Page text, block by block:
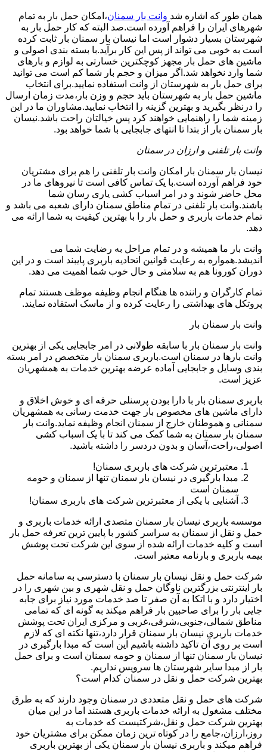
همان طور که اشاره شد وانت بار سمنان،امکان حمل بار به تمام
شهرهای ایران را فراهم آورده است.صد البته که کار حمل بار به
شهرستان بسیار دشوار است اما نیسان بار سمنان بار ثابت کرده
است به خوبی می تواند از پس این کار برآید.با بسته بندی اصولی و
ماشین های حمل بار مجهز کوچکترین خسارتی به لوازم و بارهای
شما وارد نخواهد شد.اگر میزان و حجم بار شما کم است می توانید
برای حمل بار به شهرستان از وانت استفاده نمایید.برای انتخاب
ماشین حمل بار به شهرستان باید حجم و وزن بار،مدت زمان ارسال
را درنظر بگیرید و بهترین گزینه را انتخاب نمایید.مشاوران ما در این
زمینه شما را راهنمایی خواهند کرد پس خیالتان راحت باشد.نیسان
بار سمنان بار از بتدا تا انتهای جابجایی با شما خواهد بود.
وانت بار تلفنی و ارزان در سمنان
نیسان بار سمنان بار امکان وانت بار تلفنی را هم برای مشتریان
خود فراهم آورده است.با یک تماس کافی است تا نیروهای ما در
محل حاضر شوند و در امر اسباب کشی یاری رسان شما
باشند.وانت بار تلفنی در تمام مناطق سمنان دارای شعبه می باشد و
تمام خدمات باربری و حمل بار را با بهترین کیفیت به شما ارائه می
دهد.
وانت بار ما همیشه و در تمام مراحل به رضایت شما می
اندیشد.همواره به رعایت قوانین اتحادیه باربری پایبند است و در این
دوران کورونا هم به سلامتی و حال خوب شما اهمیت می دهد.
تمام کارگران و راننده ها هنگام انجام وظیفه موظف هستند تمام
پروتکل های بهداشتی را رعایت کرده و از ماسک استفاده نمایند.
وانت بار سمنان بار
وانت بار سمنان بار با سابقه طولانی در امر جابجایی یکی از بهترین
وانت بارها در سمنان است.باربری سمنان بار متخصص در امر بسته
بندی وسایل و جابجایی آماده عرضه بهترین خدمات به همشهریان
عزیز است.
باربری سمنان بار با دارا بودن پرسنلی حرفه ای و خوش اخلاق و
دارای ماشین های مخصوص بار جهت خدمت رسانی به همشهریان
سمنانی و هموطنان خارج از سمنان انجام وظیفه نماید.وانت بار
سمنان بار سمنان به شما کمک می کند تا با یک اسباب کشی
اصولی،راحت،آسان و بدون دردسر را داشته باشید.
معتبرترین شرکت های باربری سمنان!
مبدا بارگیری در نیسان بار سمنان تنها از سمنان و حومه
سمنان است
آشنایی با یکی از معتبرترین شرکت های باربری سمنان!
موسسه باربری نیسان بار سمنان متصدی ارائه خدمات باربری و
حمل و نقل از سمنان به سراسر کشور با پایین ترین تعرفه حمل بار
است و کلیه خدمات ارائه شده از سوی این شرکت تحت پوشش
بیمه باربری و بارنامه معتبر است.
شرکت حمل و نقل نیسان بار سمنان با دسترسی به سامانه حمل
بار اینترنتی بزرگترین ناوگان حمل و نقل شهری و بین شهری را در
اختیار دارد و با اتکا به آن صفر تا صد خدمات مورد نیاز برای جابه
جایی بار را برای صاحبین بار فراهم میکند به گونه ای که تمامی
مناطق شمالی،جنوبی،شرقی،غربی و مرکزی ایران تحت پوشش
خدمات باربری نیسان بار سمنان قرار دارد،تنها نکته ای که لازم
است بر روی آن تاکید داشته باشیم این است که مبدا بارگیری در
نیسان بار سمنان تنها از سمنان و حومه سمنان است و برای حمل
بار از مبدا سایر شهرستان ها سرویس نداریم.
بهترین شرکت حمل و نقل در سمنان کدام است؟
شرکت های حمل و نقل متعددی در سمنان وجود دارند که به طرق
مختلف مشغول به ارائه خدمات باربری هستند اما در این میان
بهترین شرکت حمل و نقل،شرکتیست که خدمات به
روز،ارزان،جامع را در کوتاه ترین زمان ممکن برای مشتریان خود
فراهم میکند و باربری نیسان بار سمنان یکی از بهترین باربری